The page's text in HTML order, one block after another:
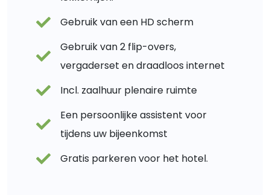
Gebruik van een HD scherm
Gebruik van 2 flip-overs,
vergaderset en draadloos internet
Incl. zaalhuur plenaire ruimte
Een persoonlijke assistent voor
tijdens uw bijeenkomst
Gratis parkeren voor het hotel.